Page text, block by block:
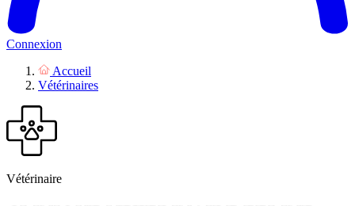
Connexion
Accueil
Vétérinaires
Vétérinaire